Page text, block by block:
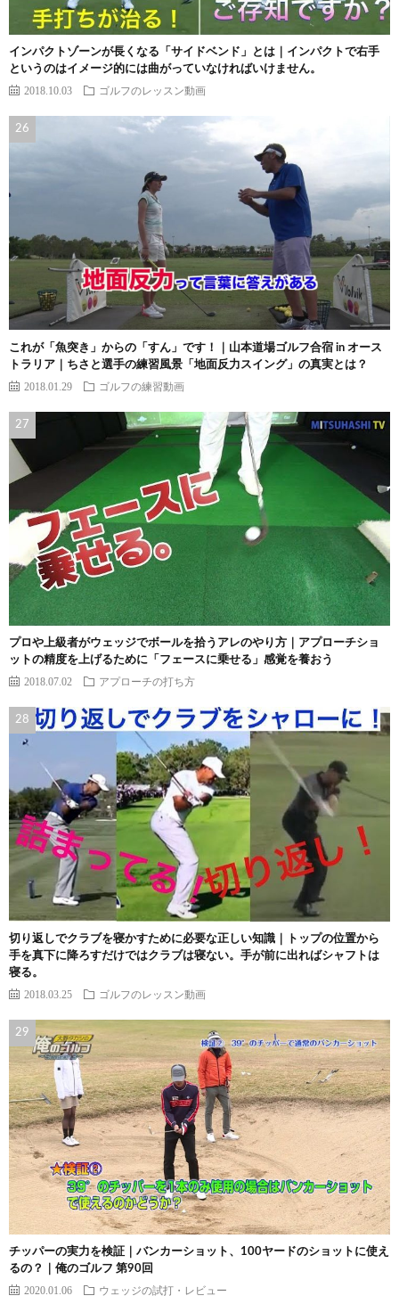
インパクトゾーンが長くなる「サイドベンド」とは｜インパクトで右手
というのはイメージ的には曲がっていなければいけません。
2018.10.03 ゴルフのレッスン動画
これが「魚突き」からの「すん」です！｜山本道場ゴルフ合宿 in オース
トラリア｜ちさと選手の練習風景「地面反力スイング」の真実とは？
2018.01.29 ゴルフの練習動画
プロや上級者がウェッジでボールを拾うアレのやり方｜アプローチショ
ットの精度を上げるために「フェースに乗せる」感覚を養おう
2018.07.02 アプローチの打ち方
切り返しでクラブを寝かすために必要な正しい知識｜トップの位置から
手を真下に降ろすだけではクラブは寝ない。手が前に出ればシャフトは
寝る。
2018.03.25 ゴルフのレッスン動画
チッパーの実力を検証｜バンカーショット、100ヤードのショットに使え
るの？｜俺のゴルフ 第90回
2020.01.06 ウェッジの試打・レビュー